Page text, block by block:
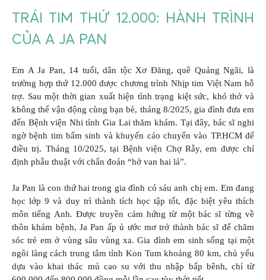
TRÁI TIM THỨ 12.000: HÀNH TRÌNH
CỦA A JA PAN
Em A Ja Pan, 14 tuổi, dân tộc Xơ Đăng, quê Quảng Ngãi, là
trường hợp thứ 12.000 được chương trình Nhịp tim Việt Nam hỗ
trợ. Sau một thời gian xuất hiện tình trạng kiệt sức, khó thở và
không thể vận động cùng bạn bè, tháng 8/2025, gia đình đưa em
đến Bệnh viện Nhi tỉnh Gia Lai thăm khám. Tại đây, bác sĩ nghi
ngờ bệnh tim bẩm sinh và khuyến cáo chuyển vào TP.HCM để
điều trị. Tháng 10/2025, tại Bệnh viện Chợ Rẫy, em được chỉ
định phẫu thuật với chẩn đoán “hở van hai lá”.
Ja Pan là con thứ hai trong gia đình có sáu anh chị em. Em đang
học lớp 9 và duy trì thành tích học tập tốt, đặc biệt yêu thích
môn tiếng Anh. Được truyền cảm hứng từ một bác sĩ từng về
thôn khám bệnh, Ja Pan ấp ủ ước mơ trở thành bác sĩ để chăm
sóc trẻ em ở vùng sâu vùng xa. Gia đình em sinh sống tại một
ngôi làng cách trung tâm tỉnh Kon Tum khoảng 80 km, chủ yếu
dựa vào khai thác mủ cao su với thu nhập bấp bênh, chỉ từ